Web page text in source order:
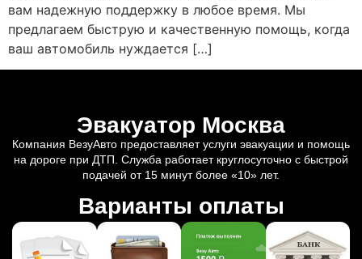
вам надежную поддержку в любое время. Мы
предлагаем быструю и качественную помощь, когда
ваш автомобиль нуждается […]
Эвакуатор Москва
Компания ВезуАвто предоставляет услуги эвакуации и помощь
на дороге при ДТП. Служба работает круглосуточно с быстрой
подачей от 15 минут более «10» лет.
Варианты оплаты